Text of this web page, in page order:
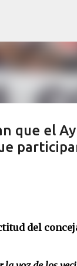
que el
del